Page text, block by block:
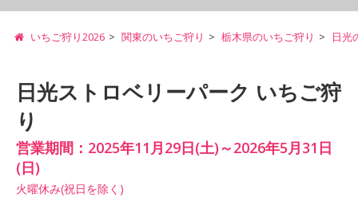
いちご狩り2026 関東のいちご狩り 栃木県のいちご狩り 日光
日光ストロベリーパーク いちご狩
り
営業期間：2025年11月29日(土)～2026年5月31日
(日)
火曜休み(祝日を除く)